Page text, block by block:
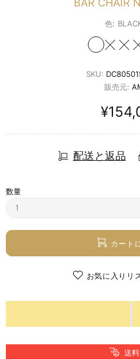
BAR CHAIR
色:
SKU:
販売元:
配送と返品
数量
カート
お気に入りリ
送